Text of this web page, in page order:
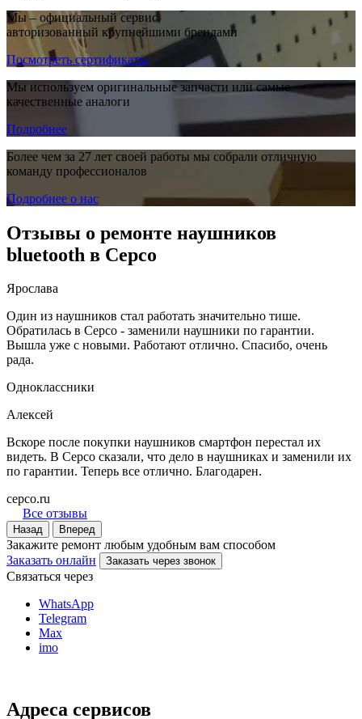
Мы – официальный сервис,
авторизованный крупнейшими брендами
Посмотреть сертификаты
Мы используем оригинальные запчасти или самые
качественные аналоги
Подробнее
Более чем за 27 лет своей работы мы собрали отличную
команду профессионалов
Подробнее о нас
Отзывы о ремонте наушников
bluetooth в Серсо
Ярослава
Один из наушников стал работать значительно тише.
Обратилась в Серсо - заменили наушники по гарантии.
Вышла уже с новыми. Работают отлично. Спасибо, очень
рада.
Одноклассники
Алексей
Вскоре после покупки наушников смартфон перестал их
видеть. В Серсо сказали, что дело в наушниках и заменили их
по гарантии. Теперь все отлично. Благодарен.
cepco.ru
Все отзывы
Назад Вперед
Закажите ремонт любым удобным вам способом
Заказать онлайн
Заказать через звонок
Связаться через
WhatsApp
Telegram
Max
imo
Адреса сервисов